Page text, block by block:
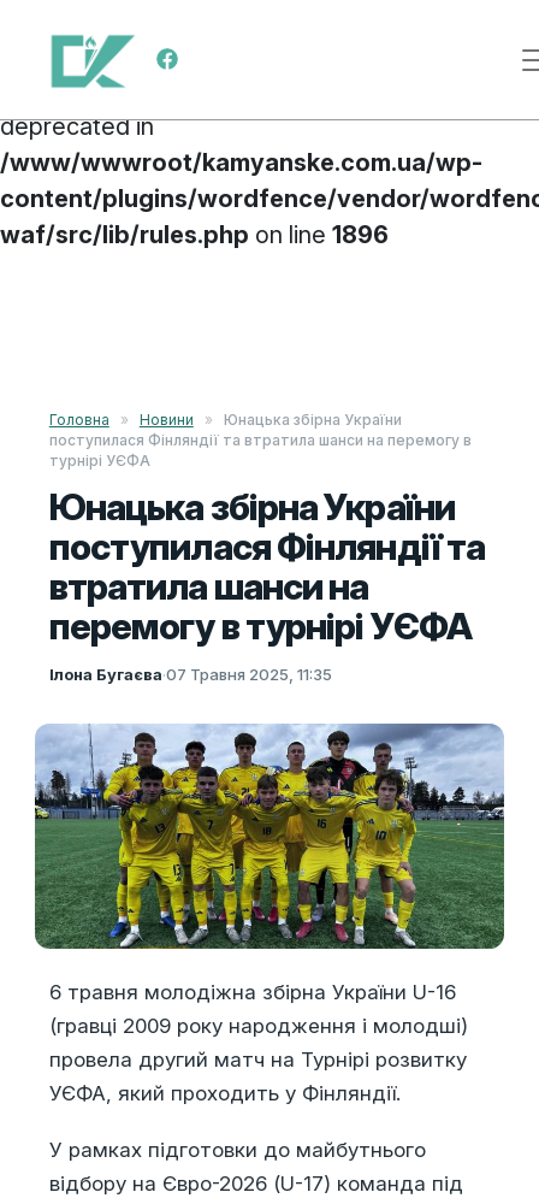
Deprecated
: preg_replace(): Passing null to
parameter #3 ($subject) of type array|string is
deprecated in
/www/wwwroot/kamyanske.com.ua/wp-
content/plugins/wordfence/vendor/
waf/src/lib/rules.php on line 1896
Main Navigation
Головна » Новини »
Юнацька збірна України
поступилася Фінляндії та втратила шанси на перемогу в
турнірі УЄФА
Юнацька збірна України
поступилася Фінляндії та
втратила шанси на
перемогу в турнірі УЄФА
Ілона Бугаєва·07 Травня 2025, 11:35
6 травня молодіжна збірна України U-16
(гравці 2009 року народження і молодші)
провела другий матч на Турнірі розвитку
УЄФА, який проходить у Фінляндії.
У рамках підготовки до майбутнього
відбору на Євро-2026 (U-17) команда під